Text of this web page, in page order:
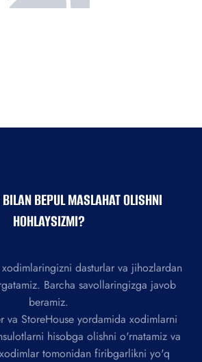
BEPUL MASLAHAT OLISHNI
HOHLAYSIZMI?
dasturlar va jihozlardan
Barcha savollaringizga javob
beramiz.
va StoreHouse yordamida xodimlarni
hisobga olishni o'rnatamiz va
tomonidan firibgarlikni yo'q